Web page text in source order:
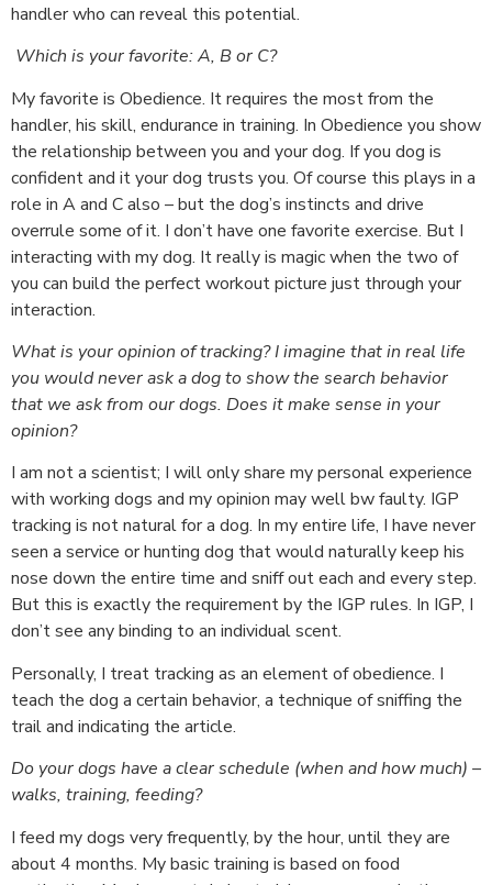
handler who can reveal this potential.
Which is your favorite: A, B or C?
My favorite is Obedience. It requires the most from the
handler, his skill, endurance in training. In Obedience you show
the relationship between you and your dog. If you dog is
confident and it your dog trusts you. Of course this plays in a
role in A and C also – but the dog’s instincts and drive
overrule some of it. I don’t have one favorite exercise. But I
interacting with my dog. It really is magic when the two of
you can build the perfect workout picture just through your
interaction.
What is your opinion of tracking? I imagine that in real life
you would never ask a dog to show the search behavior
that we ask from our dogs. Does it make sense in your
opinion?
I am not a scientist; I will only share my personal experience
with working dogs and my opinion may well bw faulty. IGP
tracking is not natural for a dog. In my entire life, I have never
seen a service or hunting dog that would naturally keep his
nose down the entire time and sniff out each and every step.
But this is exactly the requirement by the IGP rules. In IGP, I
don’t see any binding to an individual scent.
Personally, I treat tracking as an element of obedience. I
teach the dog a certain behavior, a technique of sniffing the
trail and indicating the article.
Do your dogs have a clear schedule (when and how much) –
walks, training, feeding?
I feed my dogs very frequently, by the hour, until they are
about 4 months. My basic training is based on food